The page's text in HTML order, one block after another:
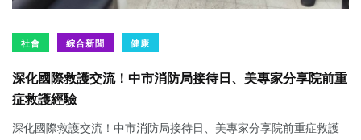
社會 綜合新聞 健康
深化國際救護交流！中市消防局接待日、美專家分享院前重
症救護經驗
深化國際救護交流！中市消防局接待日、美專家分享院前重症救護